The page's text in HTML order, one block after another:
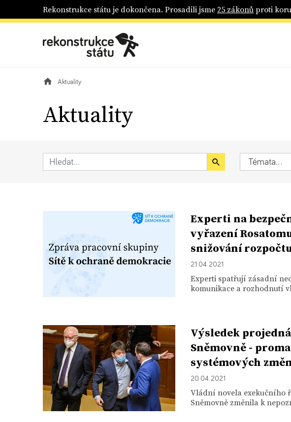
Rekonstrukce státu je dokončena. Prosadili jsme25 zákonůproti
Aktuality
Aktuality
Experti na
vyřazení
snižování
21. 04. 2021
Experti spatřují zásadní
komunikace a rozhodnutí
Výsledek
Sněmovně -
systémových
20. 04. 2021
Vládní novela exekučního
Sněmovně změnila k